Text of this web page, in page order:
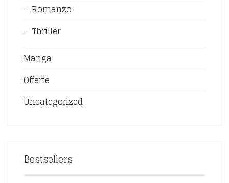
Romanzo
Thriller
Manga
Offerte
Uncategorized
Bestsellers